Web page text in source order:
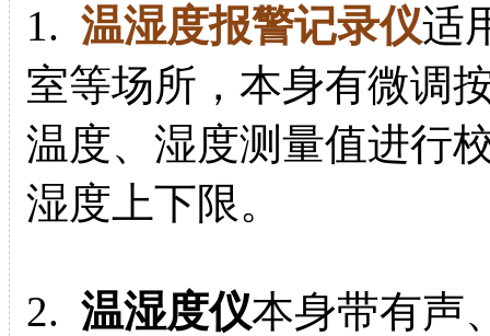
1. 温湿度报警记录仪适
室等场所，本身有微调
温度、湿度测量值进行
湿度上下限。
2. 温湿度仪本身带有声